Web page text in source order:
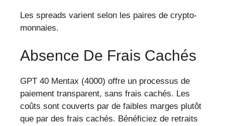
Les spreads varient selon les paires de crypto-
monnaies.
Absence De Frais Cachés
GPT 40 Mentax (4000) offre un processus de
paiement transparent, sans frais cachés. Les
coûts sont couverts par de faibles marges plutôt
que par des frais cachés. Bénéficiez de retraits